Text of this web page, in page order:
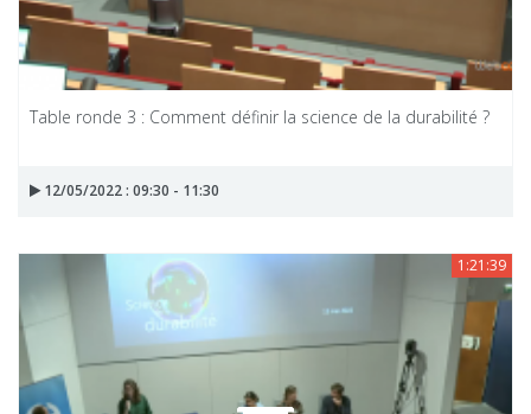
Table ronde 3 : Comment définir la science de la durabilité ?
12/05/2022 : 09:30 - 11:30
1:21:39